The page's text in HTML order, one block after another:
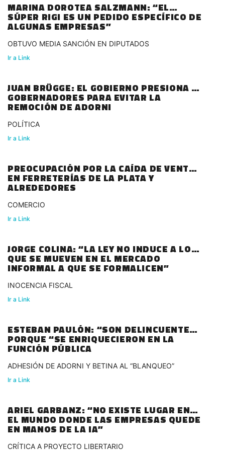
MARINA DOROTEA SALZMANN: “EL
SÚPER RIGI ES UN PEDIDO ESPECÍFICO DE
ALGUNAS EMPRESAS”
OBTUVO MEDIA SANCIÓN EN DIPUTADOS
Ir a Link
JUAN BRÜGGE: EL GOBIERNO PRESIONA A
GOBERNADORES PARA EVITAR LA
REMOCIÓN DE ADORNI
POLÍTICA
Ir a Link
PREOCUPACIÓN POR LA CAÍDA DE VENTAS
EN FERRETERÍAS DE LA PLATA Y
ALREDEDORES
COMERCIO
Ir a Link
JORGE COLINA: “LA LEY NO INDUCE A LOS
QUE SE MUEVEN EN EL MERCADO
INFORMAL A QUE SE FORMALICEN”
INOCENCIA FISCAL
Ir a Link
ESTEBAN PAULÓN: “SON DELINCUENTES”
PORQUE “SE ENRIQUECIERON EN LA
FUNCIÓN PÚBLICA
ADHESIÓN DE ADORNI Y BETINA AL “BLANQUEO”
Ir a Link
ARIEL GARBANZ: “NO EXISTE LUGAR EN
EL MUNDO DONDE LAS EMPRESAS QUEDE
EN MANOS DE LA IA”
CRÍTICA A PROYECTO LIBERTARIO